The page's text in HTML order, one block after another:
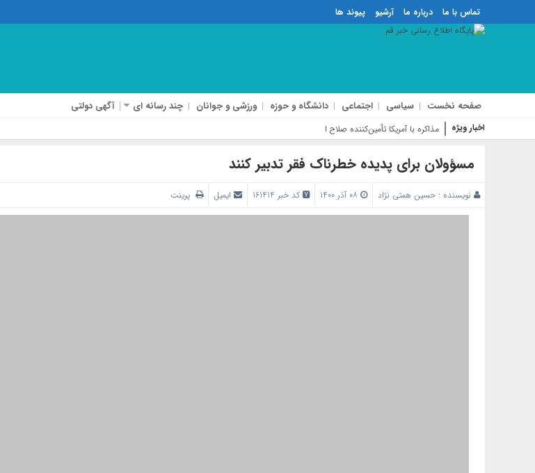
تماس با ما درباره ما آرشیو پیوند ها
صفحه نخست سیاسی اجتماعی دانشگاه و حوزه ورزشی و جوانان چند رسانه ای آگهی دولتی
اخبار ویژه مذاکره با آمریکا تأمین‌کننده صلاح امت اسلامی نیست
مسؤولان برای پدیده خطرناک فقر تدبیر کنند
نویسنده : حسین همتی نژاد کد خبر 161414 ایمیل پرینت